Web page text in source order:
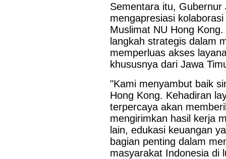
Sementara itu,
mengapresiasi
Muslimat NU Hong
langkah strategis dalam
memperluas akses
khususnya dari Jawa
"Kami menyambut baik
Hong Kong. Kehadiran
terpercaya akan
mengirimkan hasil kerja
lain, edukasi keuangan
bagian penting dalam
masyarakat Indonesia di